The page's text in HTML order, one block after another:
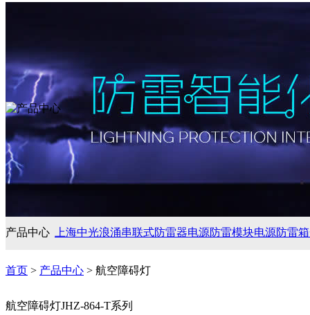
产品中心 上海中光浪涌串联式防雷器电源防雷模块电源防雷箱
首页 > 产品中心 > 航空障碍灯
航空障碍灯JHZ-864-T系列